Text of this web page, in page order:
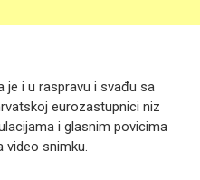
je i u raspravu i svađu sa
eurozastupnici niz
i glasnim povicima
video snimku.